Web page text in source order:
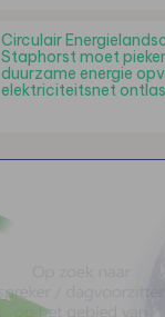
Circulair
Staphorst moet
duurzame energie
elektriciteitsnet